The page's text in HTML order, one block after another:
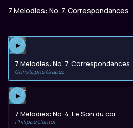
7 Melodies: No. 7. Correspondances ·
▶
7 Melodies: No. 7. Correspondances
Christophe Crapez
▶
7 Melodies: No. 4. Le Son du cor
Philippe Cantor